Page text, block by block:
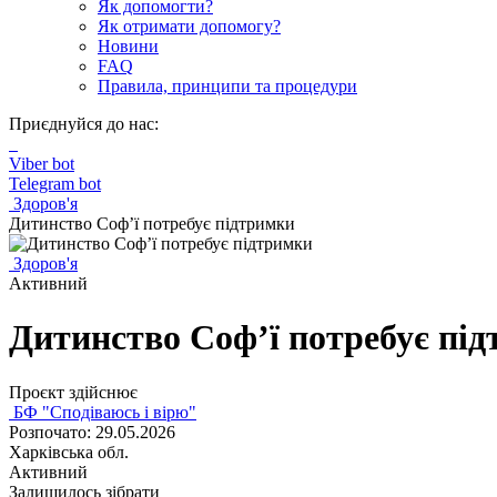
Як допомогти?
Як отримати допомогу?
Новини
FAQ
Правила, принципи та процедури
Приєднуйся до нас:
Viber bot
Telegram bot
Здоров'я
Дитинство Соф’ї потребує підтримки
Здоров'я
Активний
Дитинство Соф’ї потребує
Проєкт здійснює
БФ "Сподіваюсь і вірю"
Розпочато: 29.05.2026
Харківська обл.
Активний
Залишилось зібрати